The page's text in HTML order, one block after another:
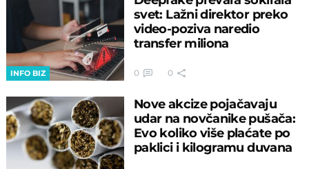
INFO BIZ
svet: Lažni direktor preko
video-poziva naredio
transfer miliona
0 0
Nove akcize pojačavaju
udar na novčanike pušača:
Evo koliko više plaćate po
paklici i kilogramu duvana